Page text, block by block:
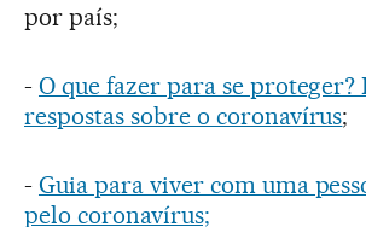
por país;
- O que fazer para se proteger?
respostas sobre o coronavírus;
- Guia para viver com uma
pelo coronavírus;